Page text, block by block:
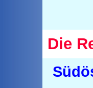
Die